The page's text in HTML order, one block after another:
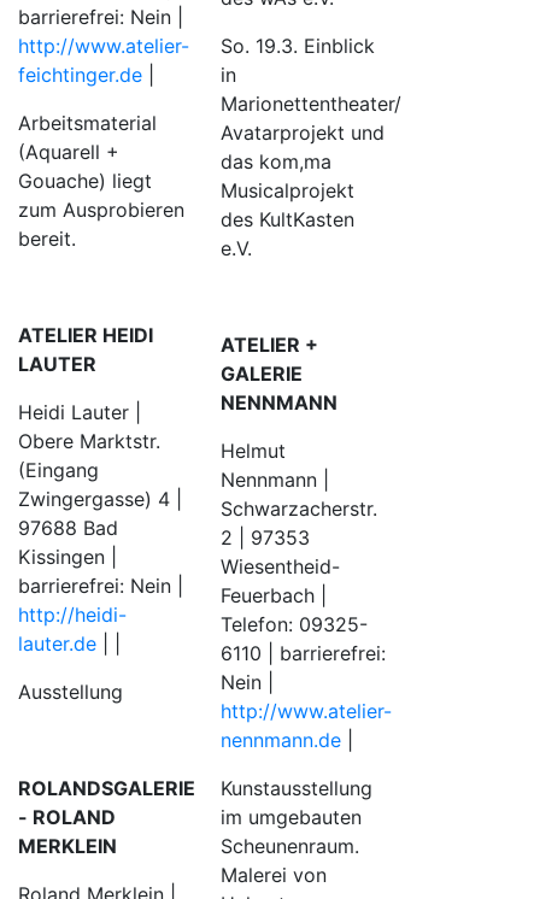
barrierefrei: Nein |
http://www.atelier-
feichtinger.de
Arbeitsmaterial
(Aquarell +
Gouache) liegt
zum Ausprobieren
bereit.
ATELIER HEIDI
LAUTER
Heidi Lauter |
Obere Marktstr.
(Eingang
Zwingergasse) 4 |
97688 Bad
Kissingen |
barrierefrei: Nein |
http://heidi-
lauter.de
Ausstellung
ROLANDSGALERIE
- ROLAND
MERKLEIN
So. 19.3. Einblick
in
Marionettentheater/
Avatarprojekt und
das kom,ma
Musicalprojekt
des KultKasten
e.V.
ATELIER +
GALERIE
NENNMANN
Helmut
Nennmann |
Schwarzacherstr.
2 | 97353
Wiesentheid-
Feuerbach |
Telefon: 09325-
6110 | barrierefrei:
Nein |
http://www.atelier-
nennmann.de
Kunstausstellung
im umgebauten
Scheunenraum.
Malerei von